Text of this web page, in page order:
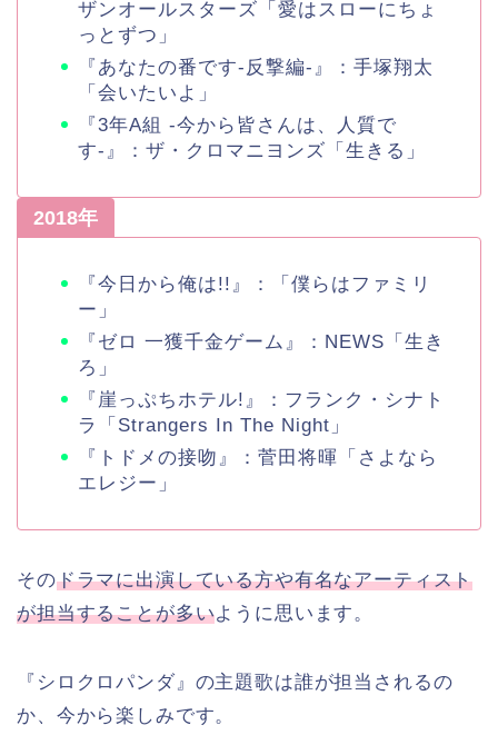
ザンオールスターズ「愛はスローにちょ
っとずつ」
『あなたの番です-反撃編-』：手塚翔太
「会いたいよ」
『3年A組 -今から皆さんは、人質で
す-』：ザ・クロマニヨンズ「生きる」
2018年
『今日から俺は!!』：「僕らはファミリ
ー」
『ゼロ 一獲千金ゲーム』：NEWS「生き
ろ」
『崖っぷちホテル!』：フランク・シナト
ラ「Strangers In The Night」
『トドメの接吻』：菅田将暉「さよなら
エレジー」
そのドラマに出演している方や有名なアーティスト
が担当することが多いように思います。
『シロクロパンダ』の主題歌は誰が担当されるの
か、今から楽しみです。